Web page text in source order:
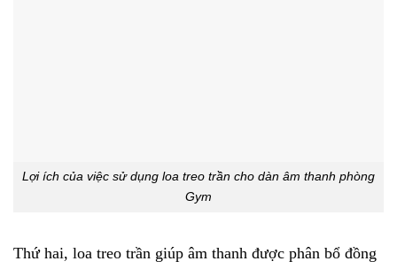
Lợi ích của việc sử dụng loa treo trần cho dàn âm thanh phòng
Gym
Thứ hai, loa treo trần giúp âm thanh được phân bổ đồng